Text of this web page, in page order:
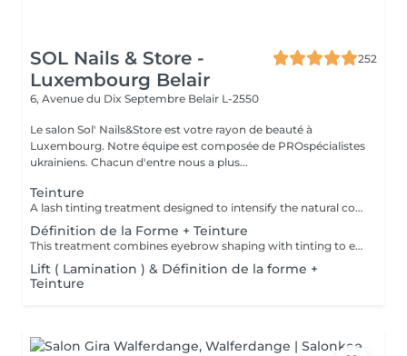
SOL Nails & Store -
Luxembourg Belair
252
6, Avenue du Dix Septembre Belair L-2550
Le salon Sol' Nails&Store est votre rayon de beauté à
Luxembourg. Notre équipe est composée de PROspécialistes
ukrainiens. Chacun d'entre nous a plus...
Teinture
A lash tinting treatment designed to intensify the natural color of the eyelashes, making them appear darker and more noticeable without mascara. Result: more defined, visible lashes with a natural effect. Recommended frequency: every 3 to 5 weeks.
Définition de la Forme + Teinture
This treatment combines eyebrow shaping with tinting to enhance both the structure and color of the brows. It is ideal for creating a fuller, more defined appearance while keeping the result natural and harmonious. Result: beautifully shaped brows with more depth, definition and visibility. Recommended frequency: every 3 to 4 weeks.
Lift ( Lamination ) & Définition de la forme +
Teinture